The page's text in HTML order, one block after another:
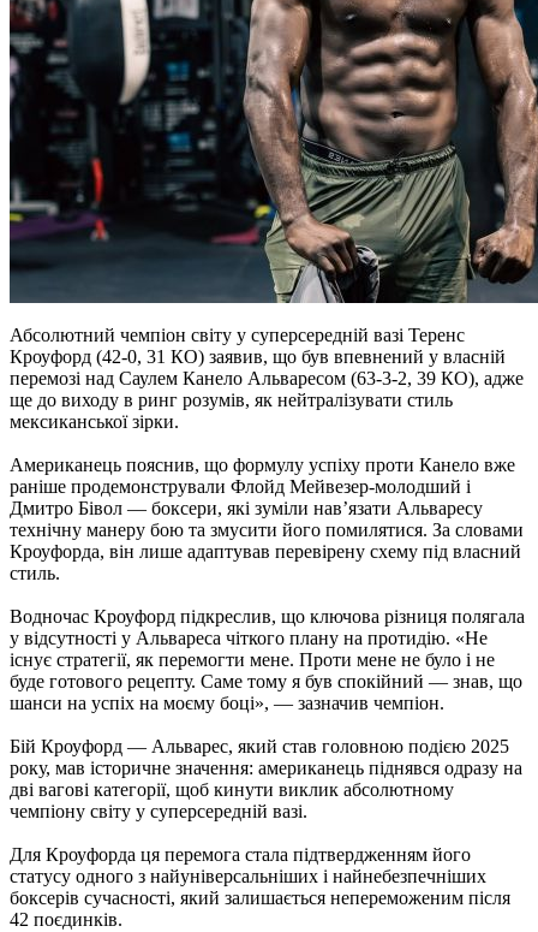
Абсолютний чемпіон світу у суперсередній вазі Теренс
Кроуфорд (42-0, 31 КО) заявив, що був впевнений у власній
перемозі над Саулем Канело Альваресом (63-3-2, 39 КО), адже
ще до виходу в ринг розумів, як нейтралізувати стиль
мексиканської зірки.
Американець пояснив, що формулу успіху проти Канело вже
раніше продемонстрували Флойд Мейвезер-молодший і
Дмитро Бівол — боксери, які зуміли нав’язати Альваресу
технічну манеру бою та змусити його помилятися. За словами
Кроуфорда, він лише адаптував перевірену схему під власний
стиль.
Водночас Кроуфорд підкреслив, що ключова різниця полягала
у відсутності у Альвареса чіткого плану на протидію. «Не
існує стратегії, як перемогти мене. Проти мене не було і не
буде готового рецепту. Саме тому я був спокійний — знав, що
шанси на успіх на моєму боці», — зазначив чемпіон.
Бій Кроуфорд — Альварес, який став головною подією 2025
року, мав історичне значення: американець піднявся одразу на
дві вагові категорії, щоб кинути виклик абсолютному
чемпіону світу у суперсередній вазі.
Для Кроуфорда ця перемога стала підтвердженням його
статусу одного з найуніверсальніших і найнебезпечніших
боксерів сучасності, який залишається непереможеним після
42 поєдинків.